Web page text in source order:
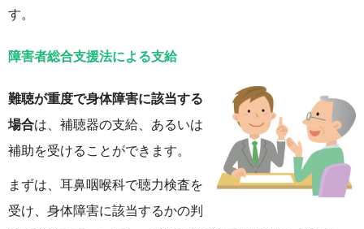
す。
障害者総合支援法による支給
難聴が重度で身体障害に該当する
場合は、補聴器の支給、あるいは
補助を受けることができます。
まずは、耳鼻咽喉科で聴力検査を
受け、身体障害に該当するかの判